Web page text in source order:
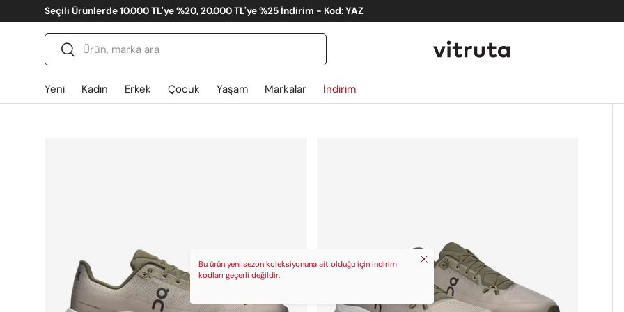
İçeriğe atla
Seçili Ürünlerde 10.000 TL'ye %20, 20.000 TL'ye %25 İndirim - Kod: YAZ
Ara
Gönder
Yeni Kadın Erkek Çocuk Yaşam Markalar İndirim
Bu ürün yeni sezon koleksiyonuna ait olduğu için indirim
kodları geçerli değildir.
Kapat